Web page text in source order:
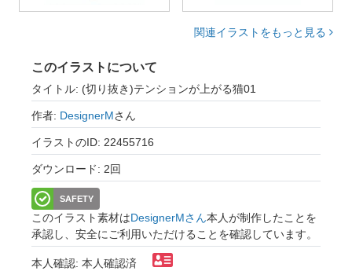
関連イラストをもっと見る
このイラストについて
タイトル: (切り抜き)テンションが上がる猫01
作者: DesignerMさん
イラストのID: 22455716
ダウンロード: 2回
SAFETY
このイラスト素材はDesignerMさん本人が制作したことを
承認し、安全にご利用いただけることを確認しています。
本人確認: 本人確認済